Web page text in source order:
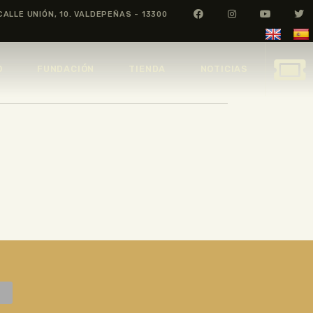
UNIÓN, 10. VALDEPEÑAS - 13300